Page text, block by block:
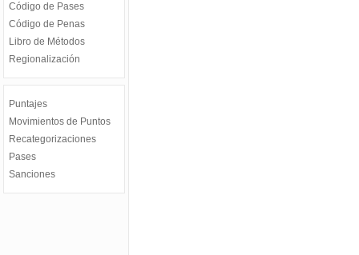
Código de Pases
Código de Penas
Libro de Métodos
Regionalización
Puntajes
Movimientos de Puntos
Recategorizaciones
Pases
Sanciones